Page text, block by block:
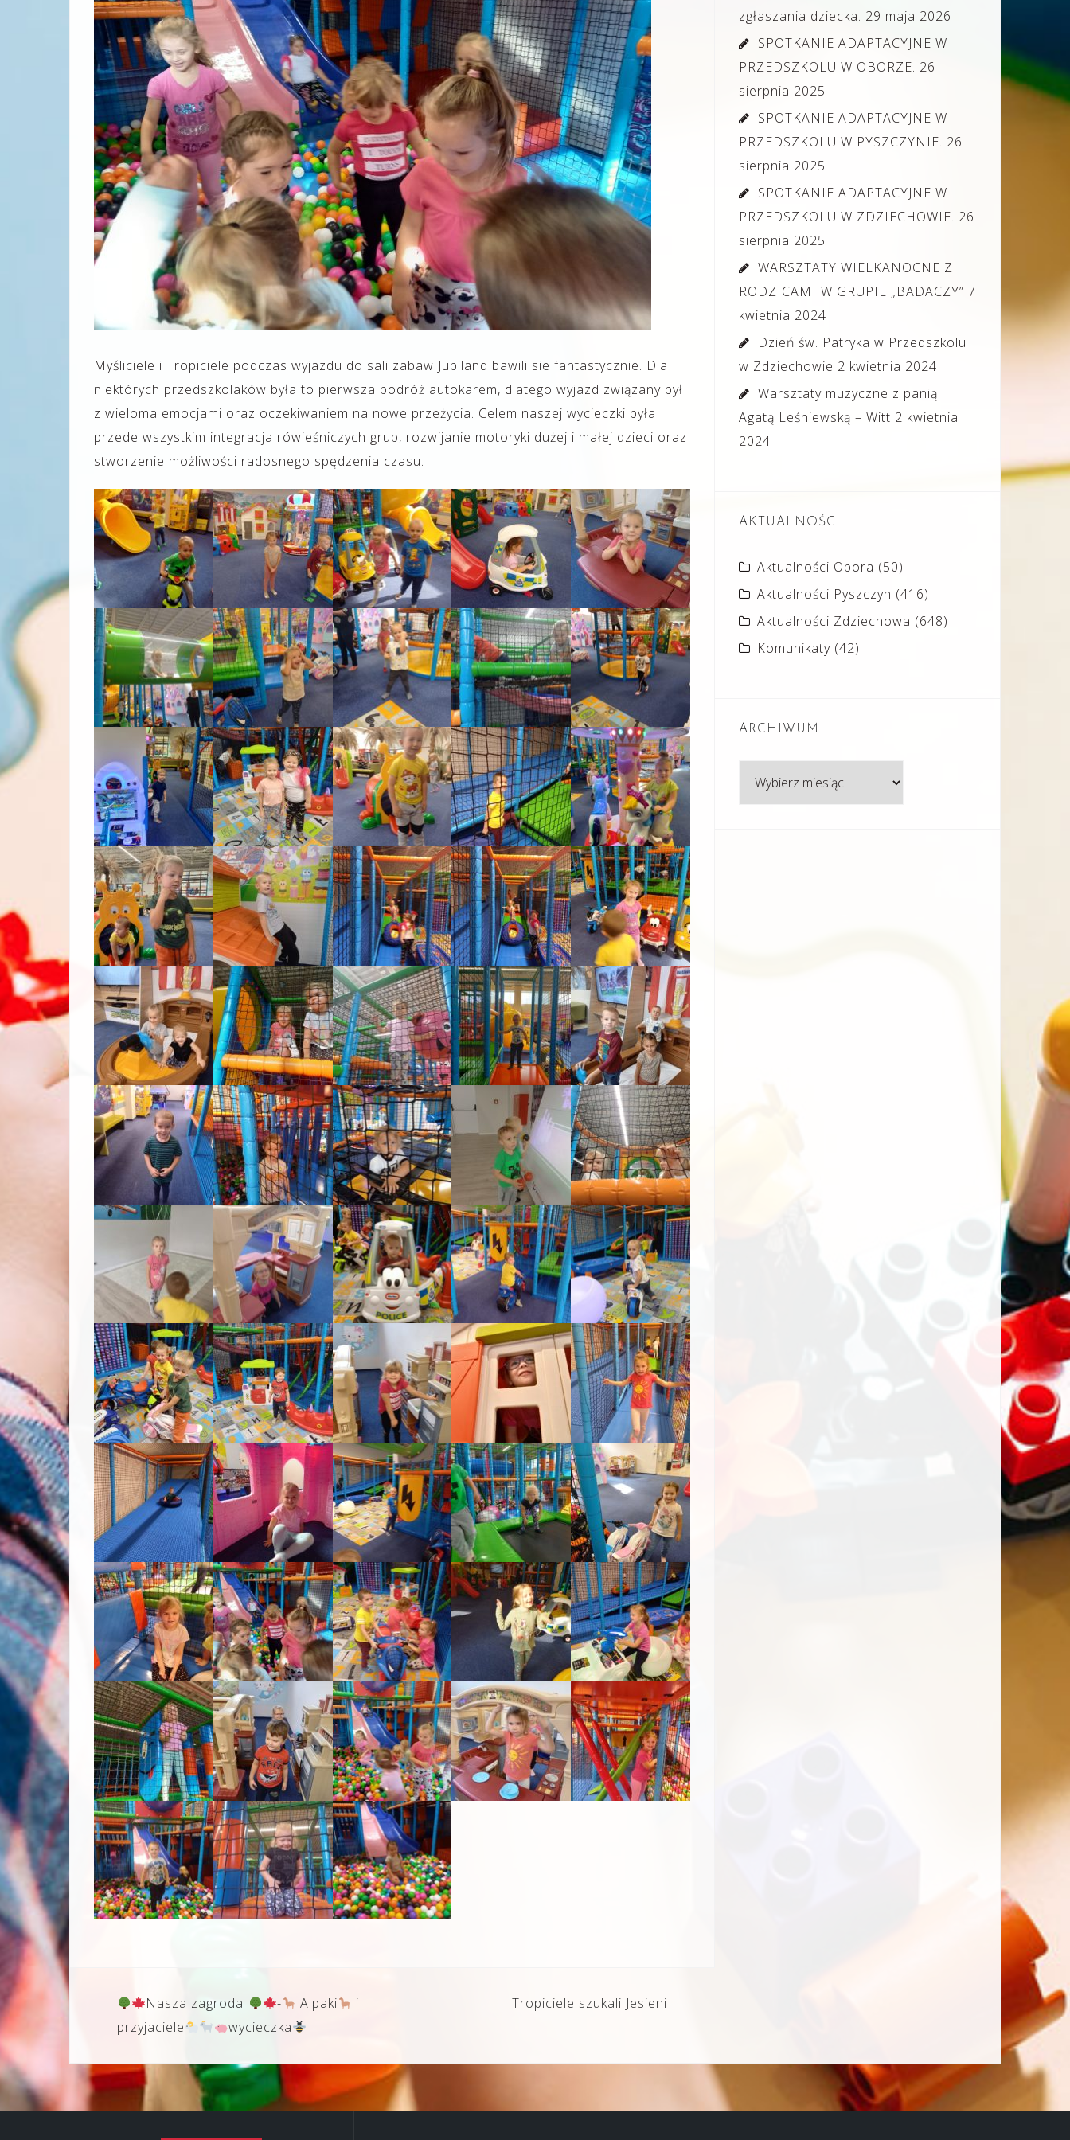
Myśliciele i Tropiciele podczas wyjazdu do sali zabaw Jupiland bawili sie fantastycznie. Dla
niektórych przedszkolaków była to pierwsza podróż autokarem, dlatego wyjazd związany był
z wieloma emocjami oraz oczekiwaniem na nowe przeżycia. Celem naszej wycieczki była
przede wszystkim integracja rówieśniczych grup, rozwijanie motoryki dużej i małej dzieci oraz
stworzenie możliwości radosnego spędzenia czasu.
Nawigacja
wpisu
Nasza zagroda - Alpaki
i
przyjaciele
wycieczka
Tropiciele szukali Jesieni
zgłaszania dziecka. 29 maja 2026
SPOTKANIE ADAPTACYJNE W
PRZEDSZKOLU W OBORZE. 26
sierpnia 2025
SPOTKANIE ADAPTACYJNE W
PRZEDSZKOLU W PYSZCZYNIE. 26
sierpnia 2025
SPOTKANIE ADAPTACYJNE W
PRZEDSZKOLU W ZDZIECHOWIE. 26
sierpnia 2025
WARSZTATY WIELKANOCNE Z
RODZICAMI W GRUPIE „BADACZY” 7
kwietnia 2024
Dzień św. Patryka w Przedszkolu
w Zdziechowie 2 kwietnia 2024
Warsztaty muzyczne z panią
Agatą Leśniewską – Witt 2 kwietnia
2024
AKTUALNOŚCI
Aktualności Obora (50)
Aktualności Pyszczyn (416)
Aktualności Zdziechowa (648)
Komunikaty (42)
ARCHIWUM